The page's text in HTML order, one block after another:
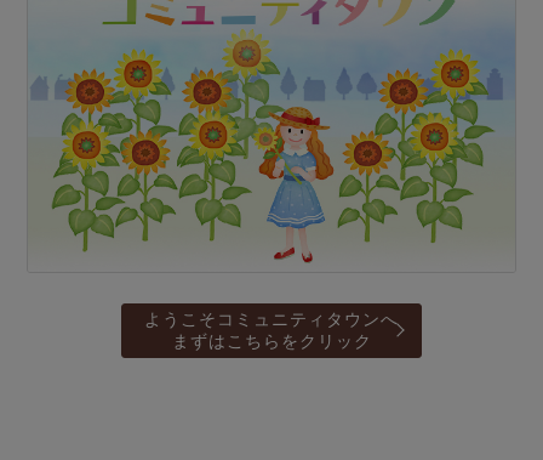
ようこそコミュニティタウンへ
まずはこちらをクリック